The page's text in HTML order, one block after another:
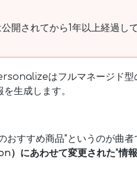
開されてから1年以上経過し
はフルマネージド型
生成します。
おすすめ商品"というのが曲
）にあわせて変更された"情